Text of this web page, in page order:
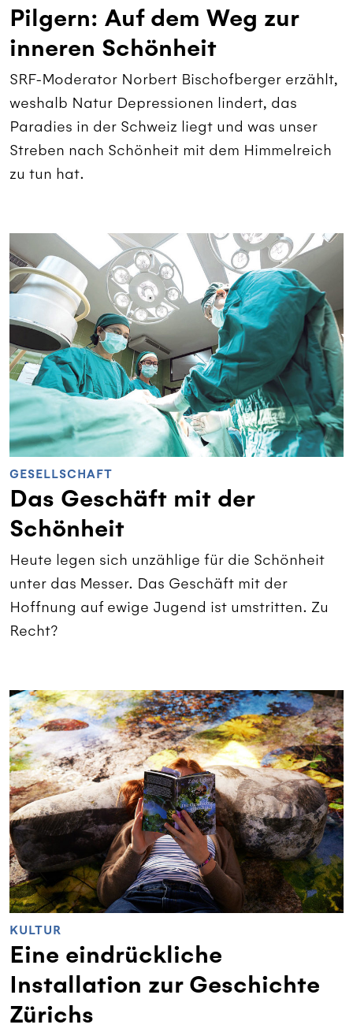
Pilgern: Auf dem Weg zur
inneren Schönheit
SRF-Moderator Norbert Bischofberger erzählt,
weshalb Natur Depressionen lindert, das
Paradies in der Schweiz liegt und was unser
Streben nach Schönheit mit dem Himmelreich
zu tun hat.
GESELLSCHAFT
Das Geschäft mit der
Schönheit
Heute legen sich unzählige für die Schönheit
unter das Messer. Das Geschäft mit der
Hoffnung auf ewige Jugend ist umstritten. Zu
Recht?
KULTUR
Eine eindrückliche
Installation zur Geschichte
Zürichs